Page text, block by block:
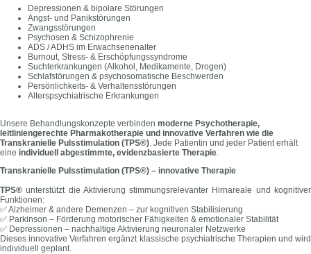
Depressionen & bipolare Störungen
Angst- und Panikstörungen
Zwangsstörungen
Psychosen & Schizophrenie
ADS / ADHS im Erwachsenenalter
Burnout, Stress- & Erschöpfungssyndrome
Suchterkrankungen (Alkohol, Medikamente, Drogen)
Schlafstörungen & psychosomatische Beschwerden
Persönlichkeits- & Verhaltensstörungen
Alterspsychiatrische Erkrankungen
Unsere Behandlungskonzepte verbinden moderne Psychotherapie,
leitliniengerechte Pharmakotherapie und innovative Verfahren wie die
Transkranielle Pulsstimulation (TPS®). Jede Patientin und jeder Patient erhält
eine individuell abgestimmte, evidenzbasierte Therapie.
Transkranielle Pulsstimulation (TPS®) – innovative Therapie
TPS® unterstützt die Aktivierung stimmungsrelevanter Hirnareale und kognitiver
Funktionen:
✅ Alzheimer & andere Demenzen – zur kognitiven Stabilisierung
✅ Parkinson – Förderung motorischer Fähigkeiten & emotionaler Stabilität
✅ Depressionen – nachhaltige Aktivierung neuronaler Netzwerke
Dieses innovative Verfahren ergänzt klassische psychiatrische Therapien und wird
individuell geplant.